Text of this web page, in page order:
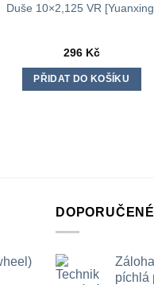
Duše 10×2,125 VR
296 Kč
PŘIDAT DO KOŠÍKU
DOPORUČENÉ
píchlá